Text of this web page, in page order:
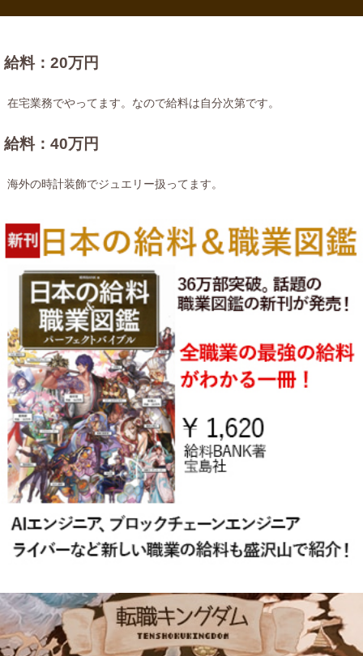
給料：20万円
在宅業務でやってます。なので給料は自分次第です。
給料：40万円
海外の時計装飾でジュエリー扱ってます。